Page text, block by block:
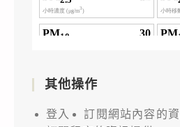
其他操作
登入
訂閱網站內容的